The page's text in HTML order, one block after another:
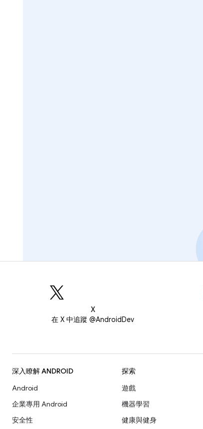
X
在 X 中追蹤 @AndroidDev
深入瞭解 ANDROID
Android
企業專用 Android
安全性
探索
遊戲
機器學習
健康與健身